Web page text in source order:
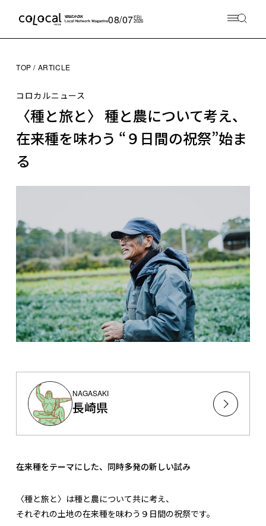
08/07FRI
2026
TOP ARTICLE
コロカルニュース
〈種と旅と〉 種と農について考え、
在来種を味わう “９日間の祝祭”始ま
る
NAGASAKI
長崎県
在来種をテーマにした、同時多発の新しい試み
〈種と旅と〉は種と農について共に考え、
それぞれの土地の在来種を味わう９日間の祝祭です。